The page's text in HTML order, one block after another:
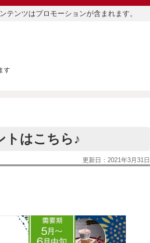
テンツはプロモーションが含まれます。
す
トはこちら♪
更新日： 2021年3月31日